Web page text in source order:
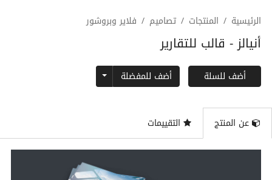
الرئيسية المنتجات تصاميم فلاير وبروشور
أنيالز - قالب للتقارير
أضف للسلة أضف للمفضلة Toggle Dropdown
عن المنتج التقييمات